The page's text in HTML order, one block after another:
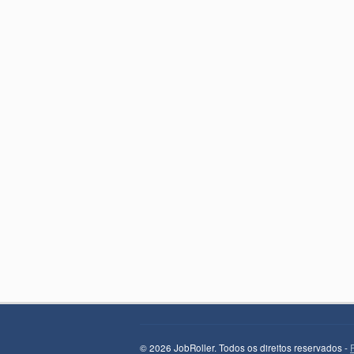
© 2026 JobRoller. Todos os direitos reservados -